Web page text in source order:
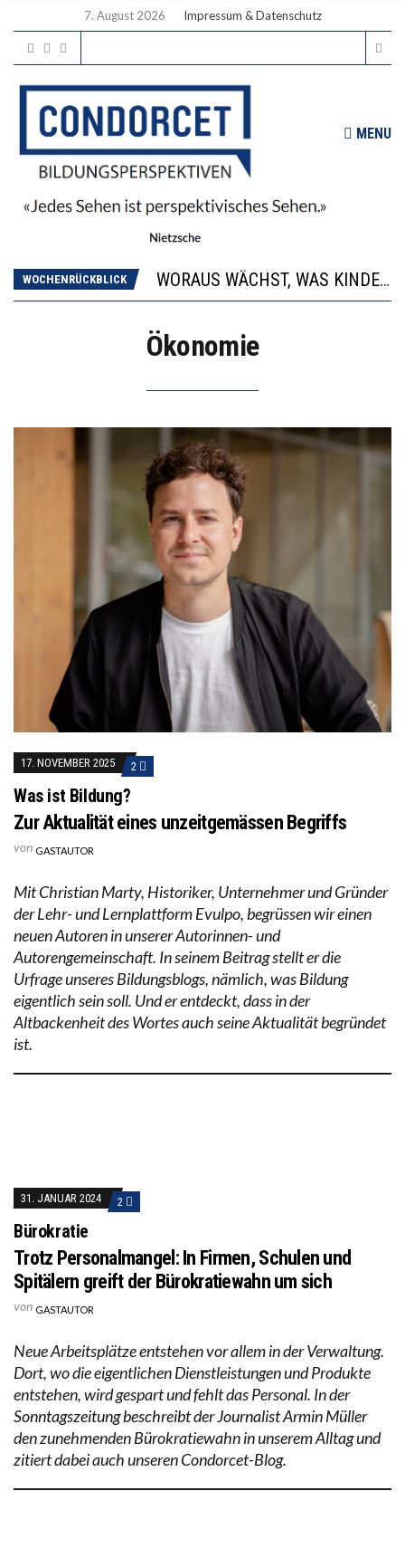
7. August 2026 Impressum & Datenschutz
MENU
WOCHENRÜCKBLICK
WORAUS WÄCHST, WAS KINDER TRÄGT
“WIR BEOBACHTEN EINEN REGELRECHTEN STURZFLUG BEI DEN LERNLEISTUNGEN”
Ökonomie
17. NOVEMBER 2025 2
Was ist Bildung?
Zur Aktualität eines unzeitgemässen Begriffs
von GASTAUTOR
Mit Christian Marty, Historiker, Unternehmer und Gründer
der Lehr- und Lernplattform Evulpo, begrüssen wir einen
neuen Autoren in unserer Autorinnen- und
Autorengemeinschaft. In seinem Beitrag stellt er die
Urfrage unseres Bildungsblogs, nämlich, was Bildung
eigentlich sein soll. Und er entdeckt, dass in der
Altbackenheit des Wortes auch seine Aktualität begründet
ist.
31. JANUAR 2024 2
Bürokratie
Trotz Personalmangel: In Firmen, Schulen und
Spitälern greift der Bürokratiewahn um sich
von GASTAUTOR
Neue Arbeitsplätze entstehen vor allem in der Verwaltung.
Dort, wo die eigentlichen Dienstleistungen und Produkte
entstehen, wird gespart und fehlt das Personal. In der
Sonntagszeitung beschreibt der Journalist Armin Müller
den zunehmenden Bürokratiewahn in unserem Alltag und
zitiert dabei auch unseren Condorcet-Blog.